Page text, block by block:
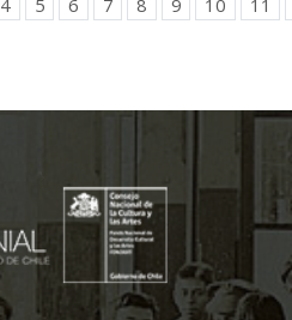
4 5 6 7 8 9 10 11